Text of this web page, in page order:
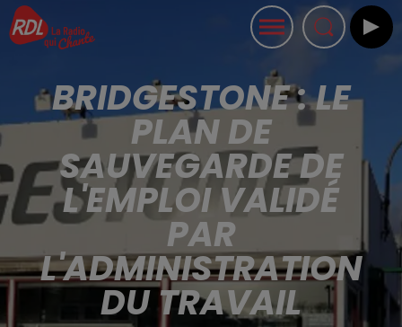
BRIDGESTONE : LE
PLAN DE
SAUVEGARDE DE
L'EMPLOI VALIDÉ
PAR
L'ADMINISTRATION
DU TRAVAIL